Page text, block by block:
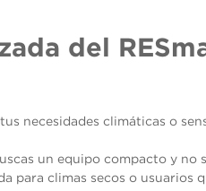
del
necesidades climáticas o
un equipo compacto y no
para climas secos o usuarios